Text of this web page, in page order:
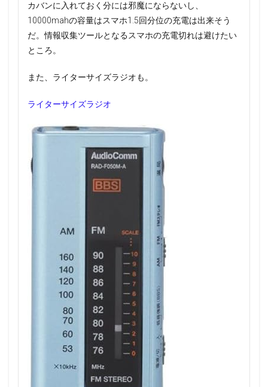
カバンに入れておく分には邪魔にならないし、
10000mahの容量はスマホ1.5回分位の充電は出来そう
だ。情報収集ツールとなるスマホの充電切れは避けたい
ところ。
また、ライターサイズラジオも。
ライターサイズラジオ